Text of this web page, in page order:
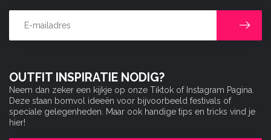
OUTFIT INSPIRATIE NODIG?
Neem dan zeker een kijkje op onze Tiktok of Instagram Pagina.
Deze staan bomvol ideeën voor bijvoorbeeld festivals of
speciale gelegenheden. Maar ook handige tips en tricks vind je
hier!